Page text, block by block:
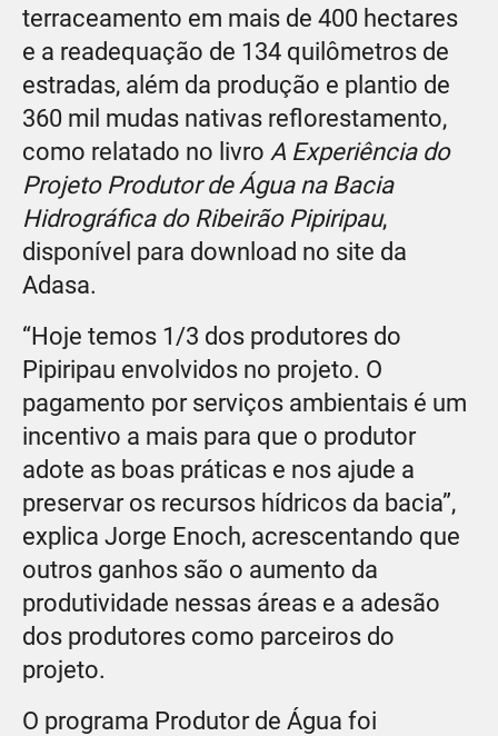
terraceamento em mais de 400 hectares
e a readequação de 134 quilômetros de
estradas, além da produção e plantio de
360 mil mudas nativas reflorestamento,
como relatado no livro A Experiência do
Projeto Produtor de Água na Bacia
Hidrográfica do Ribeirão Pipiripau,
disponível para download no site da
Adasa.
“Hoje temos 1/3 dos produtores do
Pipiripau envolvidos no projeto. O
pagamento por serviços ambientais é um
incentivo a mais para que o produtor
adote as boas práticas e nos ajude a
preservar os recursos hídricos da bacia”,
explica Jorge Enoch, acrescentando que
outros ganhos são o aumento da
produtividade nessas áreas e a adesão
dos produtores como parceiros do
projeto.
O programa Produtor de Água foi